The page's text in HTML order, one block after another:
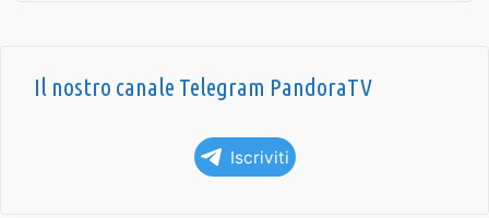
Il nostro canale Telegram PandoraTV
Iscriviti